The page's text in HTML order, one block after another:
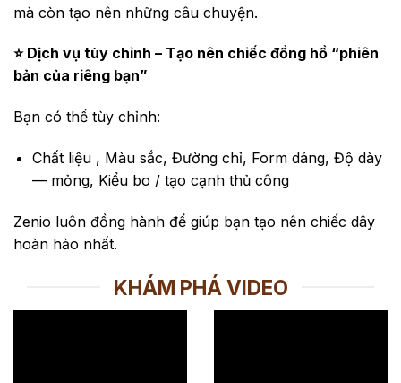
mà còn tạo nên những câu chuyện.
⭐ Dịch vụ tùy chỉnh – Tạo nên chiếc đồng hồ “phiên
bản của riêng bạn”
Bạn có thể tùy chỉnh:
Chất liệu , Màu sắc, Đường chỉ, Form dáng, Độ dày
— mỏng, Kiểu bo / tạo cạnh thủ công
Zenio luôn đồng hành để giúp bạn tạo nên chiếc dây
hoàn hảo nhất.
KHÁM PHÁ VIDEO